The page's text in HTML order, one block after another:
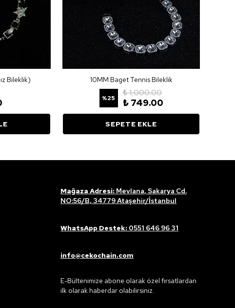
Bileklik) 10MM Baget Tennis Bileklik
%25
₺ 1,000.00
₺ 749.00
SEPETE EKLE
Mağaza Adresi: Mevlana, Sakarya Cd.
NO:56/B, 34779 Ataşehir/İstanbul
WhatsApp Destek: 0551 646 96 31
info@cekochain.com
E-Bültenimize abone olarak özel fırsatlardan
ilk olarak haberdar olabilirsiniz.